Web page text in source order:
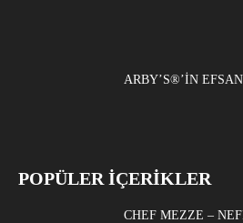
ARBY’S®’IN
POPÜLER İÇERİKLER
CHEF MEZZE –